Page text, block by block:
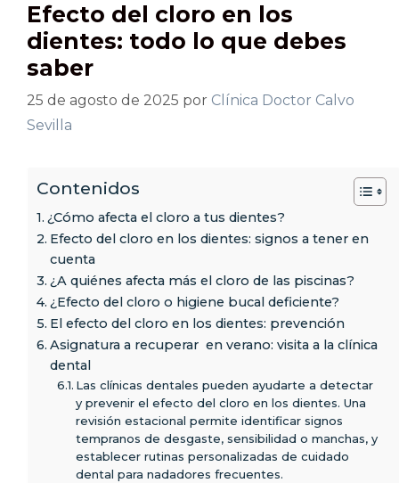
Efecto del cloro en los
dientes: todo lo que debes
saber
25 de agosto de 2025 por Clínica Doctor Calvo
Sevilla
Contenidos
¿Cómo afecta el cloro a tus dientes?
Efecto del cloro en los dientes: signos a tener en
cuenta
¿A quiénes afecta más el cloro de las piscinas?
¿Efecto del cloro o higiene bucal deficiente?
El efecto del cloro en los dientes: prevención
Asignatura a recuperar en verano: visita a la clínica
dental
Las clínicas dentales pueden ayudarte a detectar
y prevenir el efecto del cloro en los dientes. Una
revisión estacional permite identificar signos
tempranos de desgaste, sensibilidad o manchas, y
establecer rutinas personalizadas de cuidado
dental para nadadores frecuentes.